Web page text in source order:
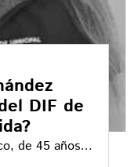
DIF de
de 45 años,